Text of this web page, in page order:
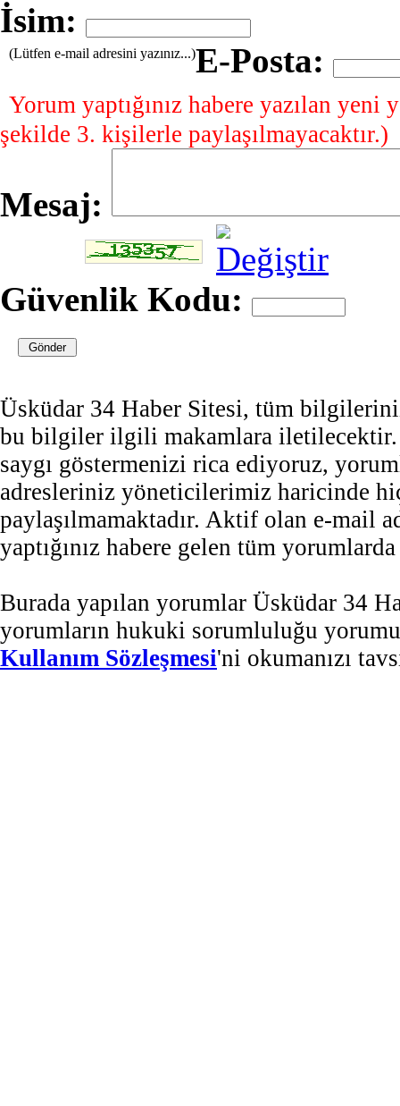
İsim:
E-Posta:
(Lütfen e-mail adresini yazınız...)
Yorum yaptığınız habere yazılan
şekilde 3. kişilerle paylaşılmayacaktır.)
Mesaj:
Güvenlik Kodu:
Üsküdar 34 Haber Sitesi, tüm
bu bilgiler ilgili makamlara iletilecektir.
saygı göstermenizi rica ediyoruz,
adresleriniz yöneticilerimiz haricinde
paylaşılmamaktadır. Aktif olan e-mail
yaptığınız habere gelen tüm
Burada yapılan yorumlar Üsküdar 34
yorumların hukuki sorumluluğu
Kullanım Sözleşmesi'ni okumanızı